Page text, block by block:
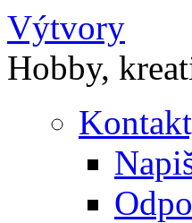
Výtvory
Hobby,